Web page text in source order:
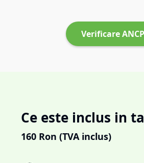
Verificare
Ce este inclus in
160 Ron (TVA inclus)